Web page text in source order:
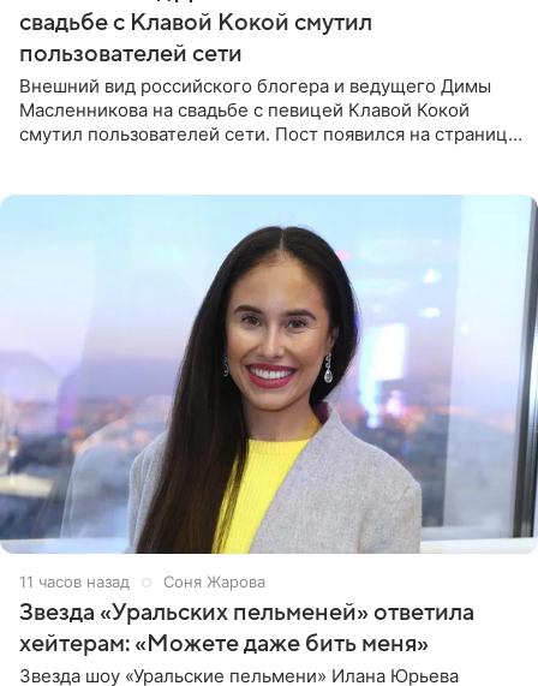
свадьбе с Клавой Кокой смутил
пользователей сети
Внешний вид российского блогера и ведущего Димы
Масленникова на свадьбе с певицей Клавой Кокой
смутил пользователей сети. Пост появился на странице
11 часов назад Соня Жарова
Звезда «Уральских пельменей» ответила
хейтерам: «Можете даже бить меня»
Звезда шоу «Уральские пельмени» Илана Юрьева